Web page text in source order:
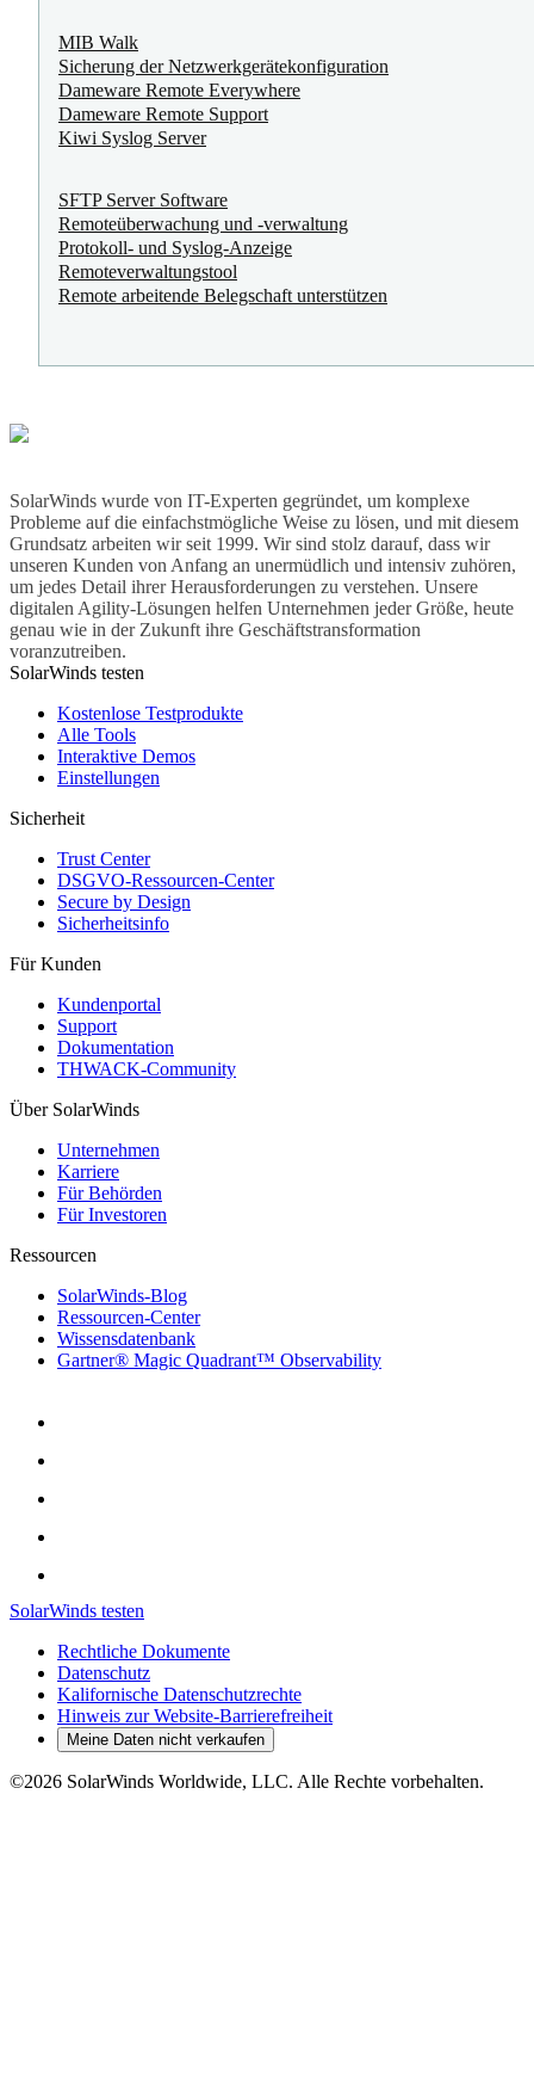
MIB Walk
Sicherung der Netzwerkgerätekonfiguration
Dameware Remote Everywhere
Dameware Remote Support
Kiwi Syslog Server
SFTP Server Software
Remoteüberwachung und ‑verwaltung
Protokoll- und Syslog-Anzeige
Remoteverwaltungstool
Remote arbeitende Belegschaft unterstützen
SolarWinds wurde von IT-Experten gegründet, um komplexe
Probleme auf die einfachstmögliche Weise zu lösen, und mit diesem
Grundsatz arbeiten wir seit 1999. Wir sind stolz darauf, dass wir
unseren Kunden von Anfang an unermüdlich und intensiv zuhören,
um jedes Detail ihrer Herausforderungen zu verstehen. Unsere
digitalen Agility-Lösungen helfen Unternehmen jeder Größe, heute
genau wie in der Zukunft ihre Geschäftstransformation
voranzutreiben.
SolarWinds testen
Kostenlose Testprodukte
Alle Tools
Interaktive Demos
Einstellungen
Sicherheit
Trust Center
DSGVO-Ressourcen-Center
Secure by Design
Sicherheitsinfo
Für Kunden
Kundenportal
Support
Dokumentation
THWACK-Community
Über SolarWinds
Unternehmen
Karriere
Für Behörden
Für Investoren
Ressourcen
SolarWinds-Blog
Ressourcen-Center
Wissensdatenbank
Gartner® Magic Quadrant™ Observability
SolarWinds testen
Rechtliche Dokumente
Datenschutz
Kalifornische Datenschutzrechte
Hinweis zur Website-Barrierefreiheit
Meine Daten nicht verkaufen
©2026 SolarWinds Worldwide, LLC. Alle Rechte vorbehalten.